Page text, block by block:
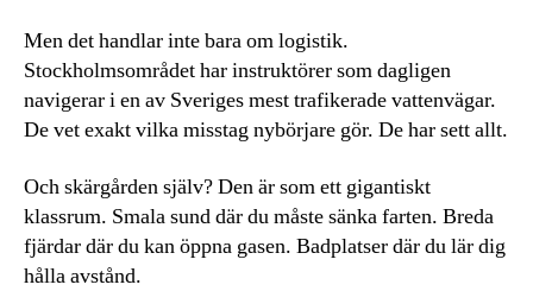
Men det handlar inte bara om logistik.
Stockholmsområdet har instruktörer som dagligen
navigerar i en av Sveriges mest trafikerade vattenvägar.
De vet exakt vilka misstag nybörjare gör. De har sett allt.
Och skärgården själv? Den är som ett gigantiskt
klassrum. Smala sund där du måste sänka farten. Breda
fjärdar där du kan öppna gasen. Badplatser där du lär dig
hålla avstånd.